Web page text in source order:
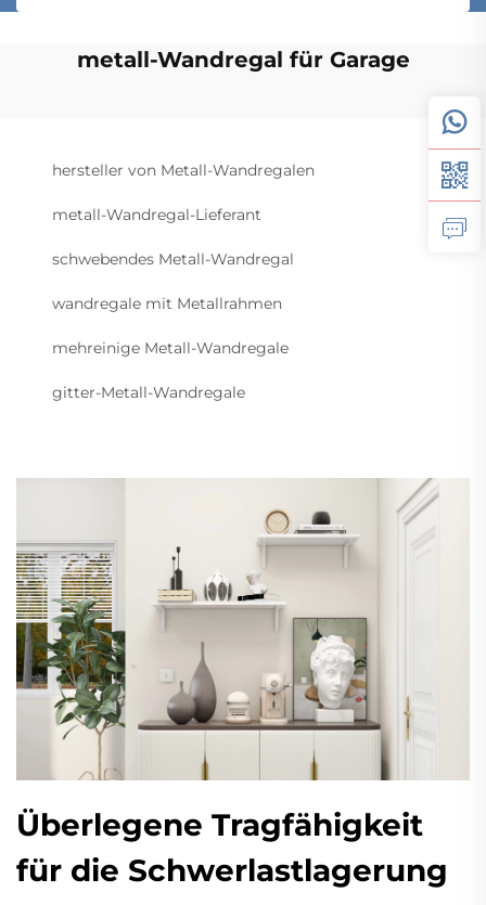
metall-Wandregal für Garage
hersteller von Metall-Wandregalen
metall-Wandregal-Lieferant
schwebendes Metall-Wandregal
wandregale mit Metallrahmen
mehreinige Metall-Wandregale
gitter-Metall-Wandregale
Überlegene Tragfähigkeit
für die Schwerlastlagerung